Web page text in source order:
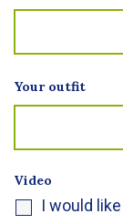
Your outfit
Video
I would